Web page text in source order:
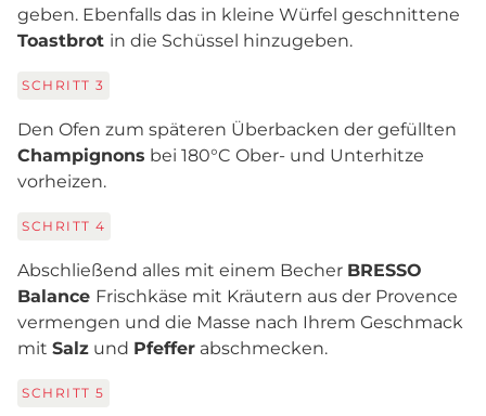
geben. Ebenfalls das in kleine Würfel geschnittene
Toastbrot in die Schüssel hinzugeben.
SCHRITT 3
Den Ofen zum späteren Überbacken der gefüllten
Champignons bei 180°C Ober- und Unterhitze
vorheizen.
SCHRITT 4
Abschließend alles mit einem Becher BRESSO
Balance Frischkäse mit Kräutern aus der Provence
vermengen und die Masse nach Ihrem Geschmack
mit Salz und Pfeffer abschmecken.
SCHRITT 5